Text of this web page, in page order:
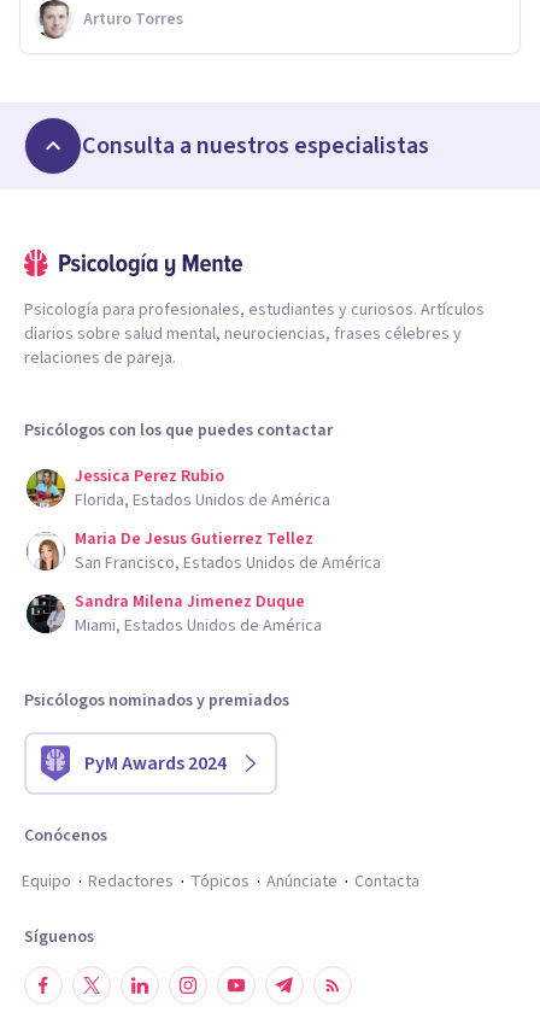
Arturo Torres
Consulta a nuestros especialistas
Psicología para profesionales, estudiantes y curiosos. Artículos
diarios sobre salud mental, neurociencias, frases célebres y
relaciones de pareja.
Psicólogos con los que puedes contactar
Jessica Perez Rubio
Florida, Estados Unidos de América
Maria De Jesus Gutierrez Tellez
San Francisco, Estados Unidos de América
Sandra Milena Jimenez Duque
Miami, Estados Unidos de América
Psicólogos nominados y premiados
PyM Awards 2024
Conócenos
Equipo
Redactores Tópicos Anúnciate Contacta
Síguenos